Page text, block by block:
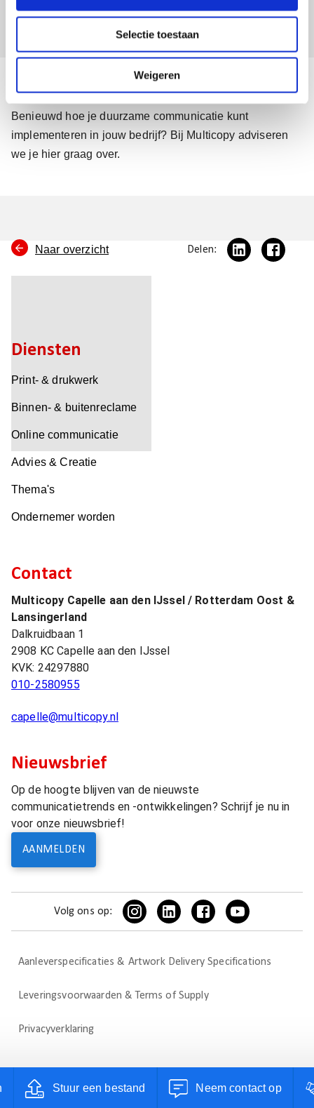
Selectie toestaan
Weigeren
Stuur een bestand Neem contact op
Benieuwd hoe je duurzame communicatie kunt
implementeren in jouw bedrijf? Bij Multicopy adviseren
we je hier graag over.
Naar overzicht Delen:
Diensten
Print- & drukwerk
Binnen- & buitenreclame
Online communicatie
Advies & Creatie
Thema's
Ondernemer worden
Contact
Multicopy Capelle aan den IJssel / Rotterdam Oost &
Lansingerland
Dalkruidbaan 1
2908 KC Capelle aan den IJssel
KVK: 24297880
010-2580955
capelle@multicopy.nl
Nieuwsbrief
Op de hoogte blijven van de nieuwste
communicatietrends en -ontwikkelingen? Schrijf je nu in
voor onze nieuwsbrief!
AANMELDEN
Volg ons op:
Aanleverspecificaties & Artwork Delivery Specifications
Leveringsvoorwaarden & Terms of Supply
Privacyverklaring